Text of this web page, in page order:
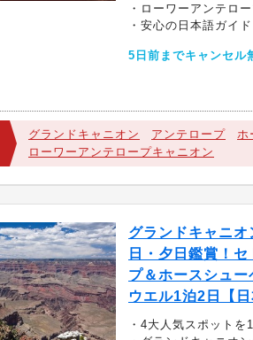
・ローワーアンテロ
・安心の日本語ガイド
5日前までキャンセル
グランドキャニオン アンテロープ ホ
ローワーアンテロープキャニオン
グランドキャニオ
日・夕日鑑賞！
プ＆ホースシュ
ウエル1泊2日【
・4大人気スポットを